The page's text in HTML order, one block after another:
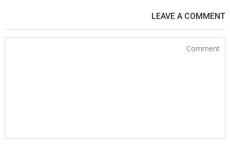
LEAVE A COMMENT